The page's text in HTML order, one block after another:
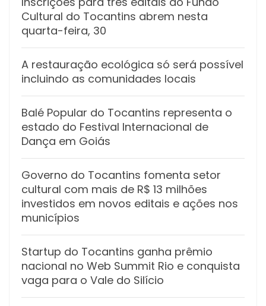
Cultural do Tocantins abrem nesta
quarta-feira, 30
A restauração ecológica só será possível
incluindo as comunidades locais
Balé Popular do Tocantins representa o
estado do Festival Internacional de
Dança em Goiás
Governo do Tocantins fomenta setor
cultural com mais de R$ 13 milhões
investidos em novos editais e ações nos
municípios
Startup do Tocantins ganha prêmio
nacional no Web Summit Rio e conquista
vaga para o Vale do Silício